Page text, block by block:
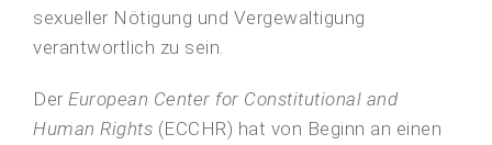
sexueller Nötigung und Vergewaltigung
verantwortlich zu sein.
Der European Center for Constitutional and
Human Rights (ECCHR) hat von Beginn an einen